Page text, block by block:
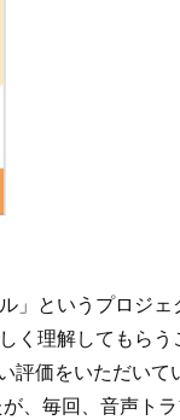
というプロジ
理解してもら
価をいただい
、毎回、音声ト